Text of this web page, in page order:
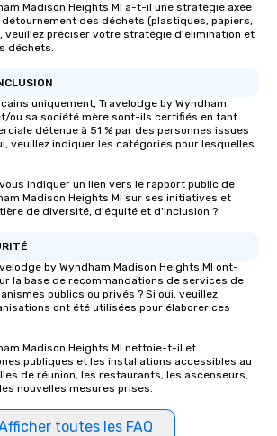
Madison Heights MI a-t-il une stratégie axée
des déchets (plastiques, papiers,
veuillez préciser votre stratégie d'élimination et
déchets.
uniquement, Travelodge by Wyndham
ou sa société mère sont-ils certifiés en tant
détenue à 51 % par des personnes issues
veuillez indiquer les catégories pour lesquelles
indiquer un lien vers le rapport public de
Madison Heights MI sur ses initiatives et
de diversité, d'équité et d'inclusion ?
by Wyndham Madison Heights MI ont-
la base de recommandations de services de
publics ou privés ? Si oui, veuillez
ont été utilisées pour élaborer ces
Madison Heights MI nettoie-t-il et
publiques et les installations accessibles au
de réunion, les restaurants, les ascenseurs,
nouvelles mesures prises.
toutes les FAQ